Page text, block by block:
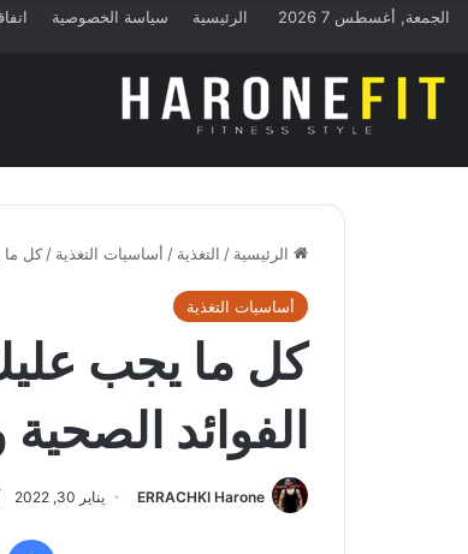
الجمعة, أغسطس 7 2026 الرئيسية سياسة الخصوصية
الرئيسية / التغذية / أساسيات التغذية / كل ما
أساسيات التغذية
كل ما يجب
الفوائد
ERRACHKI Harone يناير 30, 2022